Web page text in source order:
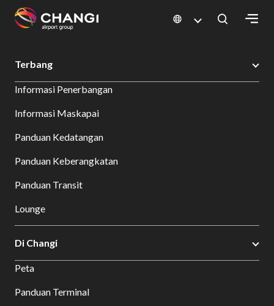
Changi
Language
Changi Airport Terbang Sea and Land Transfer
Terbang
Informasi Penerbangan
Informasi Maskapai
Panduan Kedatangan
Panduan Keberangkatan
Panduan Transit
Lounge
Di Changi
Peta
Panduan Terminal